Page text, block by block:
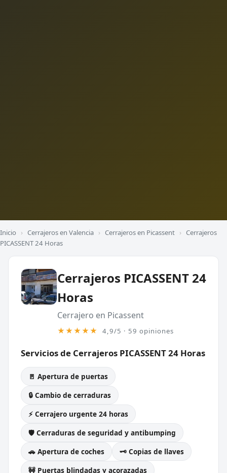
Inicio › Cerrajeros en Valencia › Cerrajeros en Picassent › Cerrajeros
PICASSENT 24 Horas
Cerrajeros PICASSENT 24
Horas
Cerrajero en Picassent
★★★★★ 4,9/5 · 59 opiniones
Servicios de Cerrajeros PICASSENT 24 Horas
🚪 Apertura de puertas
🔒 Cambio de cerraduras
⚡ Cerrajero urgente 24 horas
🛡️ Cerraduras de seguridad y antibumping
🚗 Apertura de coches
🗝️ Copias de llaves
🚧 Puertas blindadas y acorazadas